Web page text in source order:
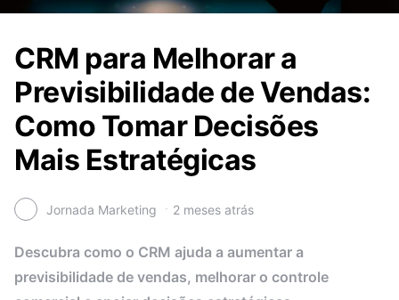
CRM para Melhorar a
Previsibilidade de Vendas:
Como Tomar Decisões
Mais Estratégicas
Jornada Marketing 2 meses atrás
Descubra como o CRM ajuda a aumentar a
previsibilidade de vendas, melhorar o controle